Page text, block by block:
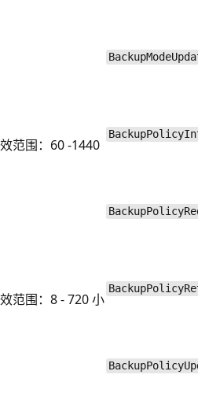
范围：60 -1440
范围：8 - 720 小